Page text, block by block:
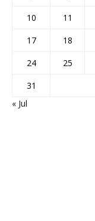
10
11
17
18
24
25
31
« Jul